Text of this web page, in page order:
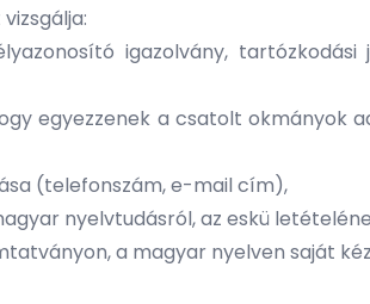
igazolvány,
egyezzenek a csatolt okmányok
(telefonszám, e-mail cím),
nyelvtudásról, az eskü
a magyar nyelven saját